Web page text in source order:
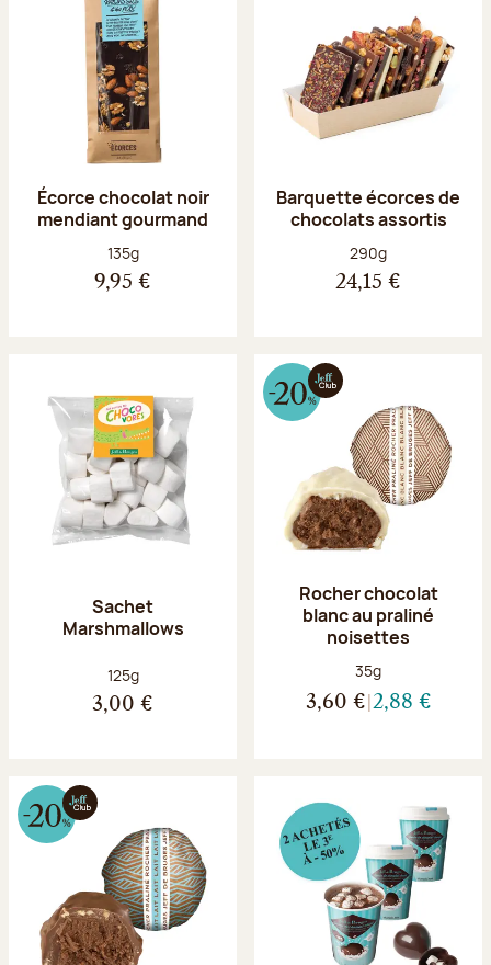
Écorce chocolat noir
mendiant gourmand
Poids net :
135g
9,95 €
Barquette écorces de
chocolats assortis
Poids net :
290g
24,15 €
Sachet
Marshmallows
Poids net :
125g
3,00 €
Rocher chocolat
blanc au praliné
noisettes
Poids net :
35g
3,60 € 2,88 €